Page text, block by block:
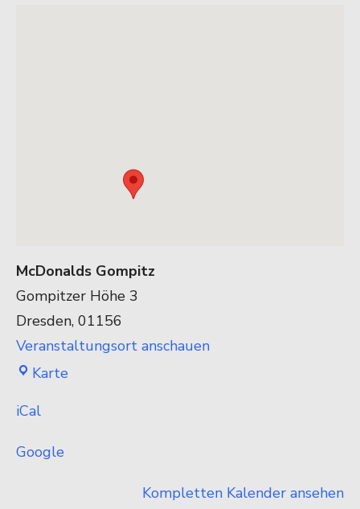
McDonalds Gompitz
Gompitzer Höhe 3
Dresden, 01156
Veranstaltungsort anschauen
KarteMcDonalds
iCal
Google
Kompletten Kalender ansehen